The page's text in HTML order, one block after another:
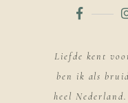
Liefde kent
ben ik als
heel